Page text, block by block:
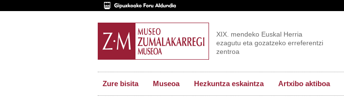
XIX. mendeko Euskal Herria
ezagutu eta gozatzeko erreferentzi
zentroa
Zure bisita Museoa Hezkuntza eskaintza Artxibo aktiboa